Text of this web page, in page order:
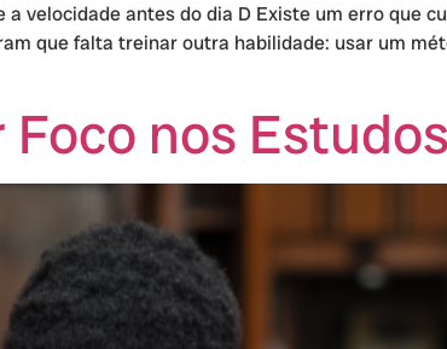
velocidade antes do dia D Existe um erro que
que falta treinar outra habilidade: usar um
nos